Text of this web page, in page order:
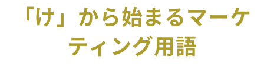
「け」から始まるマーケ
ティング用語